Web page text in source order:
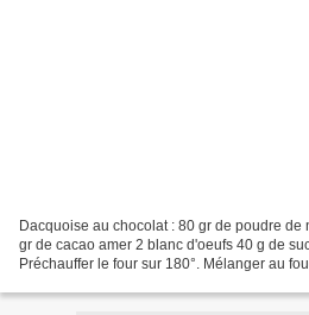
Dacquoise au chocolat : 80 gr de poudre
gr de cacao amer 2 blanc d'oeufs 40 g de
Préchauffer le four sur 180°. Mélanger au